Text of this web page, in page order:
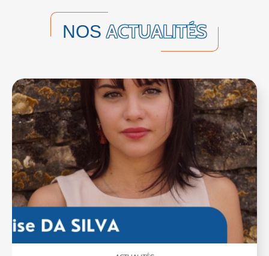
NOSACTUALITÉS